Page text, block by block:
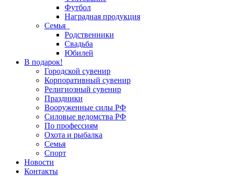
Футбол
Наградная продукция
Семья
Родственники
Свадьба
Юбилей
В подарок!
Городской сувенир
Корпоративный сувенир
Религиозный сувенир
Праздники
Вооруженные силы РФ
Силовые ведомства РФ
По профессиям
Охота и рыбалка
Семья
Спорт
Новости
Контакты